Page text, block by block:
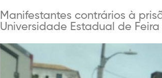
Manifestantes contrários à
Universidade Estadual de Feira